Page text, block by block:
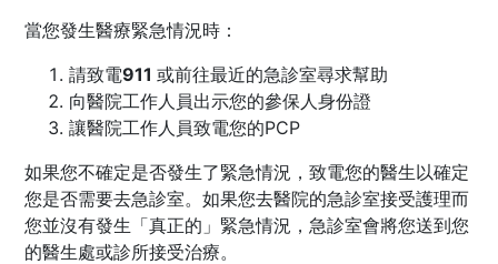
當您發生醫療緊急情況時：
請致電911或前往最近的急診室尋求幫助
向醫院工作人員出示您的參保人身份證
讓醫院工作人員致電您的PCP
如果您不確定是否發生了緊急情況，致電您的醫生以確定
您是否需要去急診室。如果您去醫院的急診室接受護理而
您並沒有發生「真正的」緊急情況，急診室會將您送到您
的醫生處或診所接受治療。